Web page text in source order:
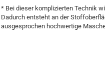
* Bei dieser komplizierten Technik
Dadurch entsteht an der
ausgesprochen hochwertige